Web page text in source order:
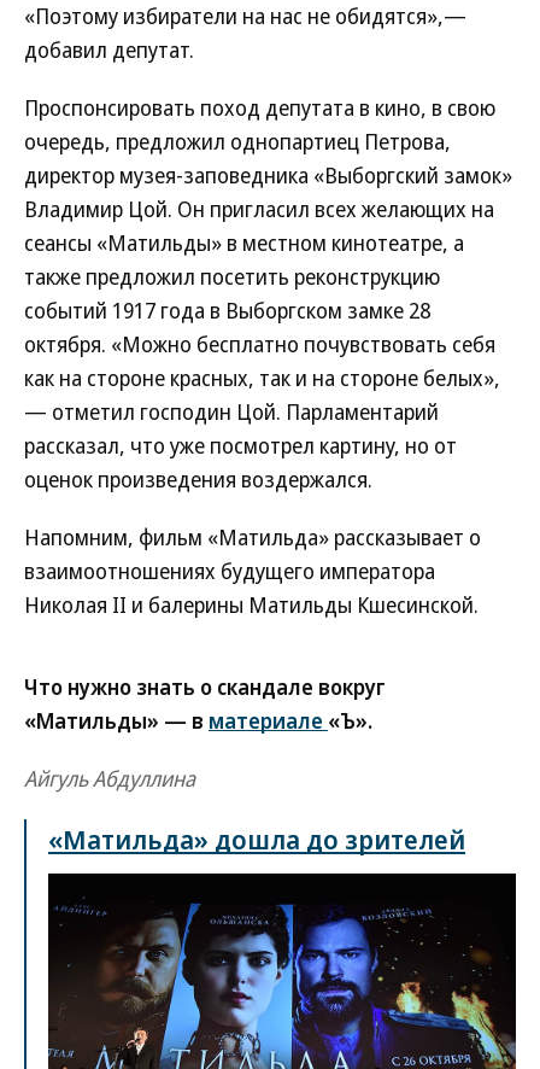
«Поэтому избиратели на нас не обидятся»,—
добавил депутат.
Проспонсировать поход депутата в кино, в свою
очередь, предложил однопартиец Петрова,
директор музея-заповедника «Выборгский замок»
Владимир Цой. Он пригласил всех желающих на
сеансы «Матильды» в местном кинотеатре, а
также предложил посетить реконструкцию
событий 1917 года в Выборгском замке 28
октября. «Можно бесплатно почувствовать себя
как на стороне красных, так и на стороне белых»,
— отметил господин Цой. Парламентарий
рассказал, что уже посмотрел картину, но от
оценок произведения воздержался.
Напомним, фильм «Матильда» рассказывает о
взаимоотношениях будущего императора
Николая II и балерины Матильды Кшесинской.
Что нужно знать о скандале вокруг
«Матильды» — в материале «Ъ».
Айгуль Абдуллина
«Матильда» дошла до зрителей